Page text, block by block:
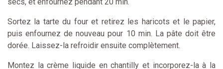
Sortez la tarte du four et retirez les haricots et le papier,
puis enfournez de nouveau pour 10 min. La pâte doit être
dorée. Laissez-la refroidir ensuite complètement.
Montez la crème liquide en chantilly et incorporez-la à la